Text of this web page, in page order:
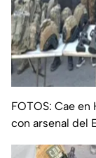
FOTOS: Cae
con arsenal del